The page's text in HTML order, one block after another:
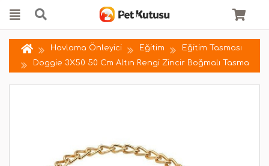
Havlama Önleyici Eğitim
Eğitim Tasması
Doggie 3X50 50 Cm Altın Rengi Zincir Boğmalı Tasma